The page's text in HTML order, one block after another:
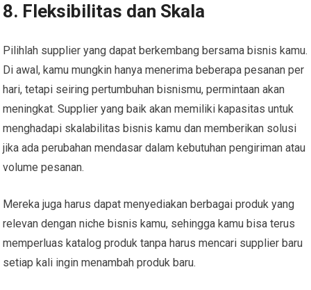
8. Fleksibilitas dan Skala
Pilihlah supplier yang dapat berkembang bersama bisnis kamu.
Di awal, kamu mungkin hanya menerima beberapa pesanan per
hari, tetapi seiring pertumbuhan bisnismu, permintaan akan
meningkat. Supplier yang baik akan memiliki kapasitas untuk
menghadapi skalabilitas bisnis kamu dan memberikan solusi
jika ada perubahan mendasar dalam kebutuhan pengiriman atau
volume pesanan.
Mereka juga harus dapat menyediakan berbagai produk yang
relevan dengan niche bisnis kamu, sehingga kamu bisa terus
memperluas katalog produk tanpa harus mencari supplier baru
setiap kali ingin menambah produk baru.